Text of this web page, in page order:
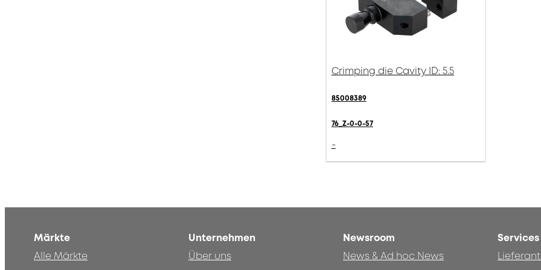
Crimping die Cavity ID: 5.5
85008389
76_Z-0-0-57
-
Märkte
Alle Märkte
Unternehmen
Über uns
Newsroom
News & Ad hoc News
Services